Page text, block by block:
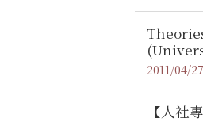
2011/04/27
【人社